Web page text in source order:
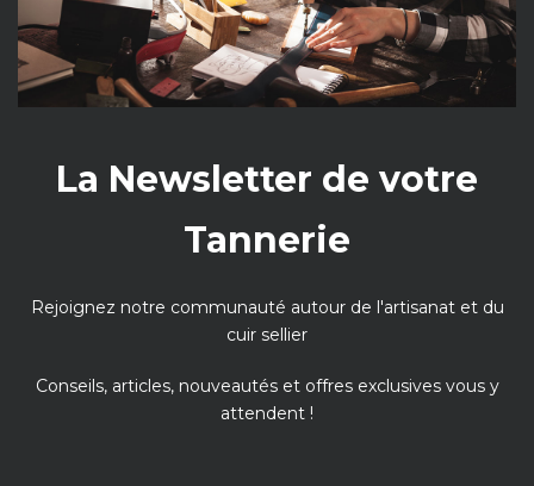
La Newsletter de votre
Tannerie
Rejoignez notre communauté autour de l'artisanat et du
cuir sellier
Conseils, articles, nouveautés et offres exclusives vous y
attendent !